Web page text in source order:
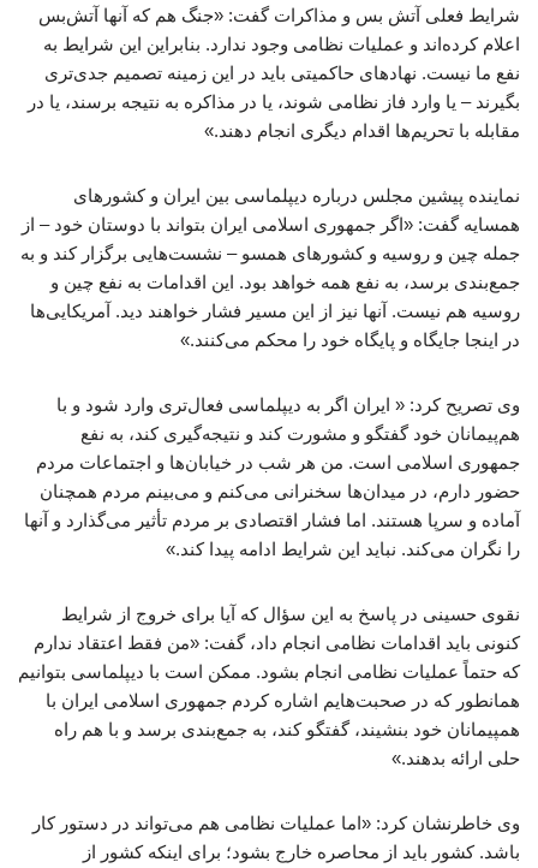
شرایط فعلی آتش بس و مذاکرات گفت: «جنگ هم که آنها آتش‌بس
اعلام کرده‌اند و عملیات نظامی وجود ندارد. بنابراین این شرایط به
نفع ما نیست. نهادهای حاکمیتی باید در این زمینه تصمیم جدی‌تری
بگیرند – یا وارد فاز نظامی شوند، یا در مذاکره به نتیجه برسند، یا در
مقابله با تحریم‌ها اقدام دیگری انجام دهند.»
نماینده پیشین مجلس درباره دیپلماسی بین ایران و کشورهای
همسایه گفت: «اگر جمهوری اسلامی ایران بتواند با دوستان خود – از
جمله چین و روسیه و کشورهای همسو – نشست‌هایی برگزار کند و به
جمع‌بندی برسد، به نفع همه خواهد بود. این اقدامات به نفع چین و
روسیه هم نیست. آنها نیز از این مسیر فشار خواهند دید. آمریکایی‌ها
در اینجا جایگاه و پایگاه خود را محکم می‌کنند.»
وی تصریح کرد: « ایران اگر به دیپلماسی فعال‌تری وارد شود و با
هم‌پیمانان خود گفتگو و مشورت کند و نتیجه‌گیری کند، به نفع
جمهوری اسلامی است. من هر شب در خیابان‌ها و اجتماعات مردم
حضور دارم، در میدان‌ها سخنرانی می‌کنم و می‌بینم مردم همچنان
آماده و سرپا هستند. اما فشار اقتصادی بر مردم تأثیر می‌گذارد و آنها
را نگران می‌کند. نباید این شرایط ادامه پیدا کند.»
نقوی حسینی در پاسخ به این سؤال که آیا برای خروج از شرایط
کنونی باید اقدامات نظامی انجام داد، گفت: «من فقط اعتقاد ندارم
که حتماً عملیات نظامی انجام بشود. ممکن است با دیپلماسی بتوانیم
همانطور که در صحبت‌هایم اشاره کردم جمهوری اسلامی ایران با
همپیمانان خود بنشیند، گفتگو کند، به جمع‌بندی برسد و با هم راه
حلی ارائه بدهند.»
وی خاطرنشان کرد: «اما عملیات نظامی هم می‌تواند در دستور کار
باشد. کشور باید از محاصره خارج بشود؛ برای اینکه کشور از